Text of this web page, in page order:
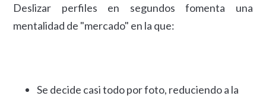
Deslizar perfiles en segundos fomenta una
mentalidad de "mercado" en la que:
Se decide casi todo por foto, reduciendo a la